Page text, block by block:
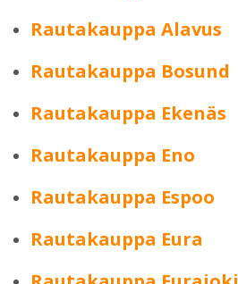
Rautakauppa Alavus
Rautakauppa Bosund
Rautakauppa Ekenäs
Rautakauppa Eno
Rautakauppa Espoo
Rautakauppa Eura